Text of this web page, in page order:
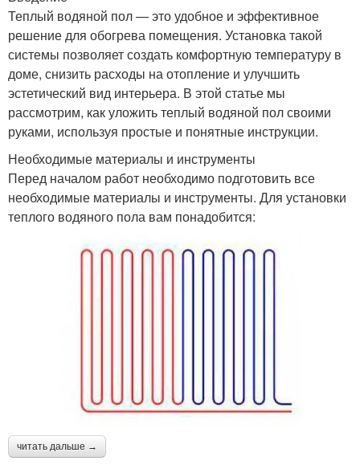
Теплый водяной пол — это удобное и эффективное
решение для обогрева помещения. Установка такой
системы позволяет создать комфортную температуру в
доме, снизить расходы на отопление и улучшить
эстетический вид интерьера. В этой статье мы
рассмотрим, как уложить теплый водяной пол своими
руками, используя простые и понятные инструкции.
Необходимые материалы и инструменты
Перед началом работ необходимо подготовить все
необходимые материалы и инструменты. Для установки
теплого водяного пола вам понадобится:
читать дальше →